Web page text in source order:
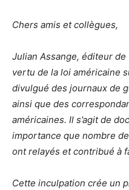
Chers amis et collègues,
Julian Assange, éditeur
vertu de la loi américaine
divulgué des journaux de
ainsi que des
américaines. Il s’agit de
importance que nombre
ont relayés et contribué à
Cette inculpation crée un